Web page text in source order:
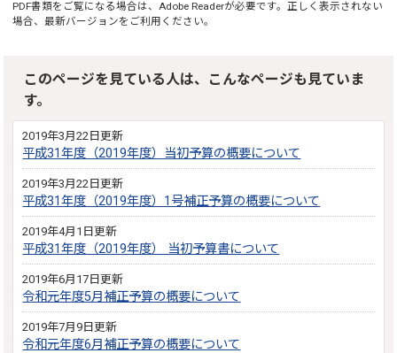
PDF書類をご覧になる場合は、 Adobe Readerが必要です。正しく表示されない
場合、最新バージョンをご利用ください。
このページを見ている人は、こんなページも見ていま
す。
2019年3月22日更新
平成31年度（2019年度）当初予算の概要について
2019年3月22日更新
平成31年度（2019年度）1号補正予算の概要について
2019年4月1日更新
平成31年度（2019年度） 当初予算書について
2019年6月17日更新
令和元年度5月補正予算の概要について
2019年7月9日更新
令和元年度6月補正予算の概要について